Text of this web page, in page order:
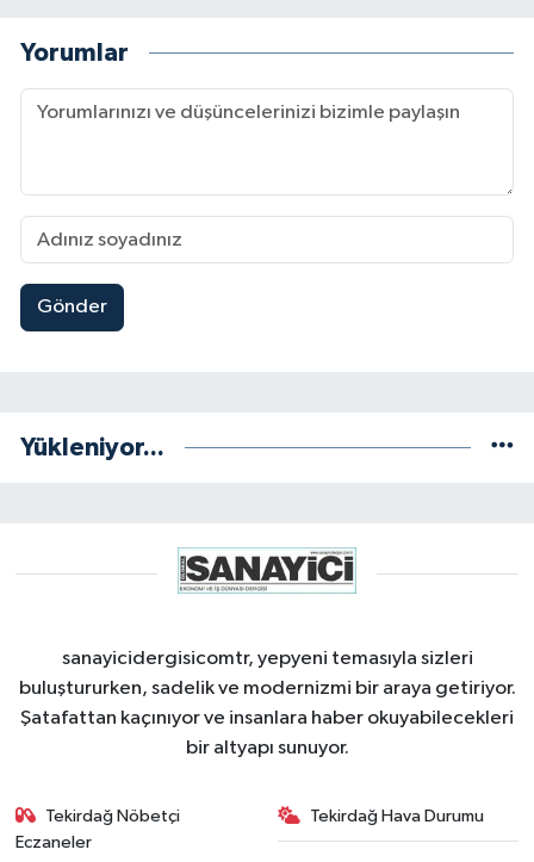
Yorumlar
Gönder
Yükleniyor...
sanayicidergisicomtr, yepyeni temasıyla sizleri
buluştururken, sadelik ve modernizmi bir araya getiriyor.
Şatafattan kaçınıyor ve insanlara haber okuyabilecekleri
bir altyapı sunuyor.
Tekirdağ Nöbetçi
Eczaneler
Tekirdağ Hava Durumu